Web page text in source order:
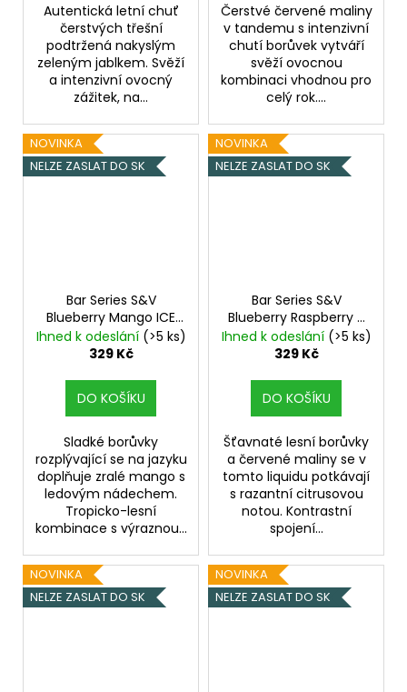
Autentická letní chuť
čerstvých třešní
podtržená nakyslým
zeleným jablkem. Svěží
a intenzivní ovocný
zážitek, na...
Čerstvé červené maliny
v tandemu s intenzivní
chutí borůvek vytváří
svěží ovocnou
kombinaci vhodnou pro
celý rok....
NOVINKA
NELZE ZASLAT DO SK
Bar Series S&V
Blueberry Mango ICE
10ml Ledová borůvka a
mango
Ihned k odeslání (>5 ks)
329 Kč
DO KOŠÍKU
Sladké borůvky
rozplývající se na jazyku
doplňuje zralé mango s
ledovým nádechem.
Tropicko-lesní
kombinace s výraznou...
NOVINKA
NELZE ZASLAT DO SK
Bar Series S&V
Blueberry Raspberry X
Lemon Lime 10ml
Borůvka, malina, citron
Ihned k odeslání (>5 ks)
329 Kč
DO KOŠÍKU
Šťavnaté lesní borůvky
a červené maliny se v
tomto liquidu potkávají
s razantní citrusovou
notou. Kontrastní
spojení...
NOVINKA
NELZE ZASLAT DO SK
NOVINKA
NELZE ZASLAT DO SK